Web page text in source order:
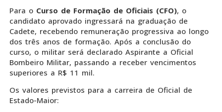
Para o Curso de Formação de Oficiais (CFO), o
candidato aprovado ingressará na graduação de
Cadete, recebendo remuneração progressiva ao longo
dos três anos de formação. Após a conclusão do
curso, o militar será declarado Aspirante a Oficial
Bombeiro Militar, passando a receber vencimentos
superiores a R$ 11 mil.
Os valores previstos para a carreira de Oficial de
Estado-Maior: